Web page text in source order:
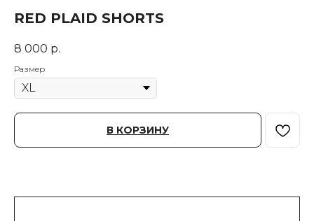
RED PLAID SHORTS
8 000 р.
Размер
В КОРЗИНУ